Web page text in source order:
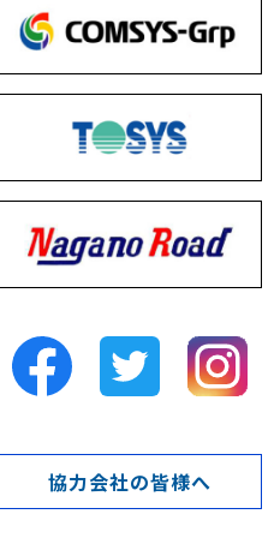
協力会社の皆様へ